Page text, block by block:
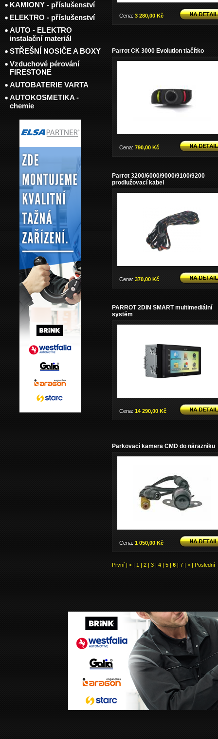
Cena: 3 280,00 Kč
Parrot CK 3000 Evolution tlačítko
Cena: 790,00 Kč
Parrot 3200/6000/9000/9100/9200
prodlužovací kabel
Cena: 370,00 Kč
PARROT 2DIN SMART multimediální
systém
Cena: 14 290,00 Kč
Parkovací kamera CMD do nárazníku
Cena: 1 050,00 Kč
První | < | 1 | 2 | 3 | 4 | 5 | 6 | 7 | > | Poslední
KAMIONY - příslušenství
ELEKTRO - příslušenství
AUTO - ELEKTRO
instalační materiál
STŘEŠNÍ NOSIČE A BOXY
Vzduchové pérování
FIRESTONE
AUTOBATERIE VARTA
AUTOKOSMETIKA -
chemie